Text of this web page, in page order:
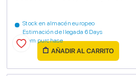
Stock en almacén europeo
Estimación de llegada 6 Days
from purchase
AÑADIR AL CARRITO